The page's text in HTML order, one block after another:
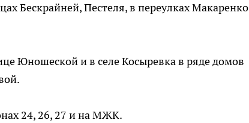
Бескрайней, Пестеля, в переулках Макаренко
Юношеской и в селе Косыревка в ряде домов
24, 26, 27 и на МЖК.